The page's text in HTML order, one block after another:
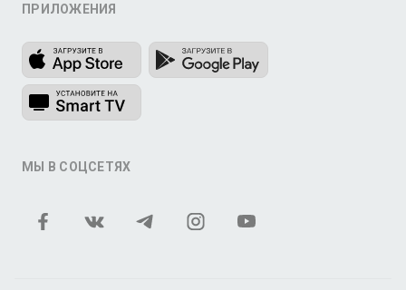
ПРИЛОЖЕНИЯ
МЫ В СОЦСЕТЯХ